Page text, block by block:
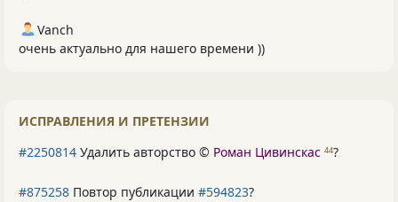
Vanch
очень актуально для нашего времени ))
ИСПРАВЛЕНИЯ И ПРЕТЕНЗИИ
#2250814 Удалить авторство © Роман Цивинскас 44?
#875258 Повтор публикации #594823?